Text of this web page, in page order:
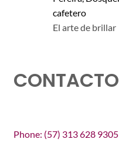
El arte de brillar
CONTACTO
Phone: (57) 313 628 9305